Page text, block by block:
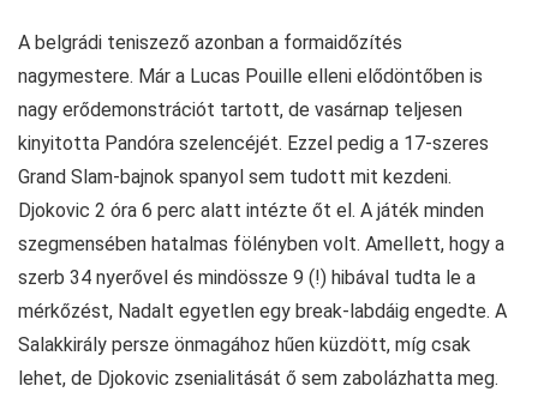
A belgrádi teniszező azonban a formaidőzítés
nagymestere. Már a Lucas Pouille elleni elődöntőben is
nagy erődemonstrációt tartott, de vasárnap teljesen
kinyitotta Pandóra szelencéjét. Ezzel pedig a 17-szeres
Grand Slam-bajnok spanyol sem tudott mit kezdeni.
Djokovic 2 óra 6 perc alatt intézte őt el. A játék minden
szegmensében hatalmas fölényben volt. Amellett, hogy a
szerb 34 nyerővel és mindössze 9 (!) hibával tudta le a
mérkőzést, Nadalt egyetlen egy break-labdáig engedte. A
Salakkirály persze önmagához hűen küzdött, míg csak
lehet, de Djokovic zsenialitását ő sem zabolázhatta meg.